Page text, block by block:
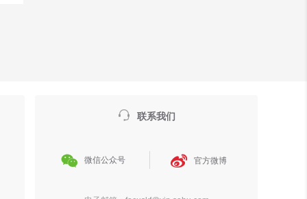
 联系我们
 微信公众号  官方微博